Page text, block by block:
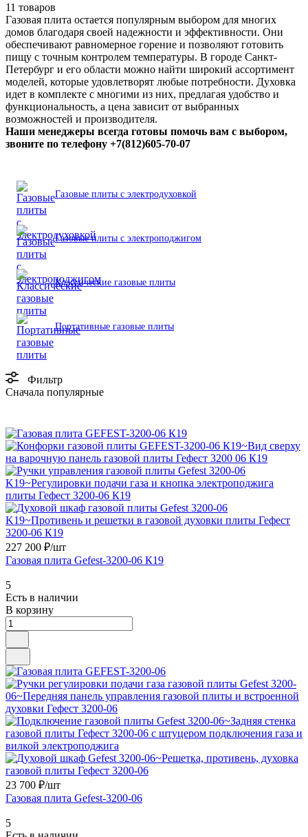
11 товаров
Газовая плита остается популярным выбором для многих
домов благодаря своей надежности и эффективности. Они
обеспечивают равномерное горение и позволяют готовить
пищу с точным контролем температуры. В городе Санкт-
Петербург и его области можно найти широкий ассортимент
моделей, которые удовлетворят любые потребности. Духовка
идет в комплекте с многими из них, предлагая удобство и
функциональность, а цена зависит от выбранных
возможностей и производителя.
Наши менеджеры всегда готовы помочь вам с выбором,
звоните по телефону +7(812)605-70-07
Газовые плиты с электродуховкой
Газовые плиты с электроподжигом
Классические газовые плиты
Портативные газовые плиты
Фильтр
Сначала популярные
227 200 ₽/шт
Газовая плита Gefest-3200-06 К19
5
Есть в наличии
В корзину
23 700 ₽/шт
Газовая плита Gefest-3200-06
5